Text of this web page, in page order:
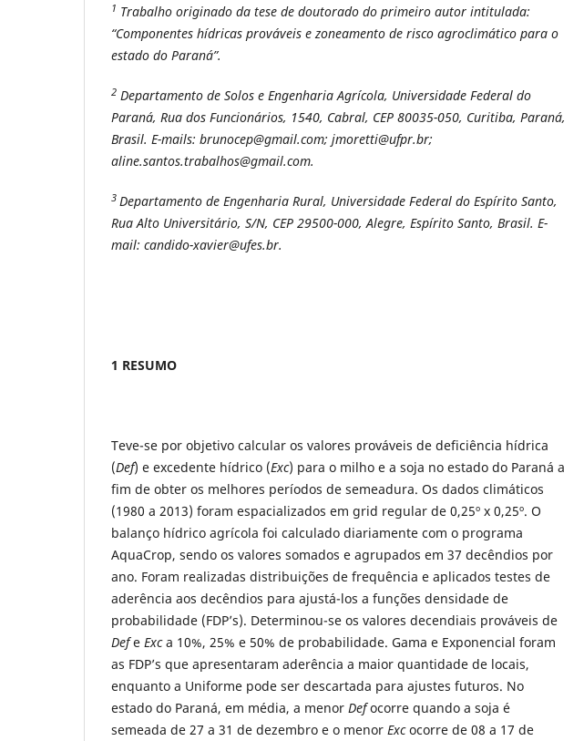
1 Trabalho originado da tese de doutorado do primeiro autor intitulada:
“Componentes hídricas prováveis e zoneamento de risco agroclimático para o
estado do Paraná”.
2 Departamento de Solos e Engenharia Agrícola, Universidade Federal do
Paraná, Rua dos Funcionários, 1540, Cabral, CEP 80035-050, Curitiba, Paraná,
Brasil. E-mails: brunocep@gmail.com; jmoretti@ufpr.br;
aline.santos.trabalhos@gmail.com.
3 Departamento de Engenharia Rural, Universidade Federal do Espírito Santo,
Rua Alto Universitário, S/N, CEP 29500-000, Alegre, Espírito Santo, Brasil. E-
mail: candido-xavier@ufes.br.
1 RESUMO
Teve-se por objetivo calcular os valores prováveis de deficiência hídrica
(Def) e excedente hídrico (Exc) para o milho e a soja no estado do Paraná a
fim de obter os melhores períodos de semeadura. Os dados climáticos
(1980 a 2013) foram espacializados em grid regular de 0,25º x 0,25º. O
balanço hídrico agrícola foi calculado diariamente com o programa
AquaCrop, sendo os valores somados e agrupados em 37 decêndios por
ano. Foram realizadas distribuições de frequência e aplicados testes de
aderência aos decêndios para ajustá-los a funções densidade de
probabilidade (FDP’s). Determinou-se os valores decendiais prováveis de
Defe Exca 10%, 25% e 50% de probabilidade. Gama e Exponencial foram
as FDP’s que apresentaram aderência a maior quantidade de locais,
enquanto a Uniforme pode ser descartada para ajustes futuros. No
estado do Paraná, em média, a menor Defocorre quando a soja é
semeada de 27 a 31 de dezembro e o menor Excocorre de 08 a 17 de